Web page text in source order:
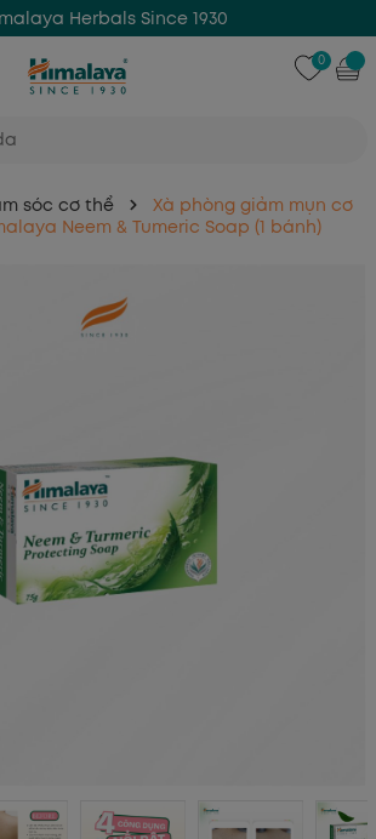
Herbals Since 1930
0
sóc cơ thể
Xà phòng giảm mụn cơ
Neem & Tumeric Soap (1 bánh)